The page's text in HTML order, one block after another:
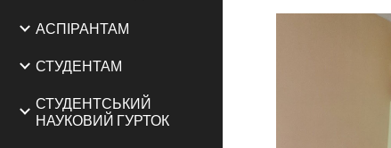
АСПІРАНТАМ
СТУДЕНТАМ
СТУДЕНТСЬКИЙ
НАУКОВИЙ ГУРТОК